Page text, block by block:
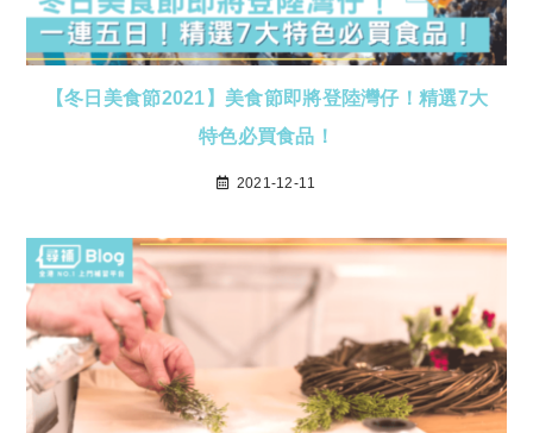
【冬日美食節2021】美食節即將登陸灣仔！精選7大
特色必買食品！
2021-12-11